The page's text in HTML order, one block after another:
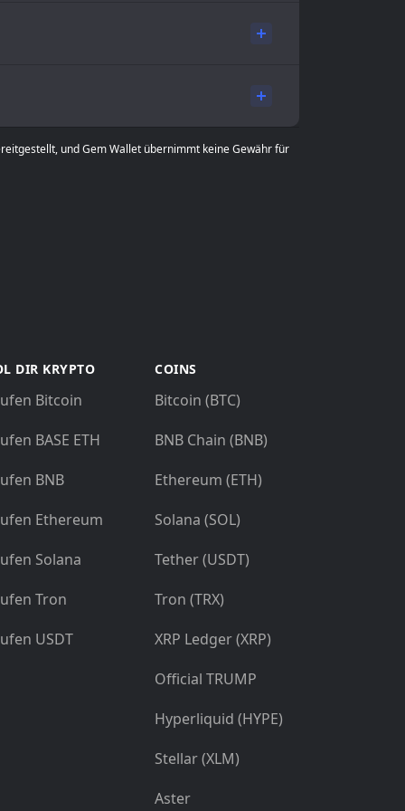
und Gem Wallet übernimmt keine Gewähr für
DIR KRYPTO
Bitcoin
BASE ETH
BNB
Ethereum
Solana
Tron
USDT
COINS
Bitcoin (BTC)
BNB Chain (BNB)
Ethereum (ETH)
Solana (SOL)
Tether (USDT)
Tron (TRX)
XRP Ledger (XRP)
Official TRUMP
Hyperliquid (HYPE)
Stellar (XLM)
Aster